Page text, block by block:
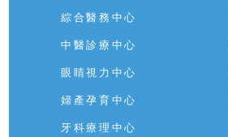
綜合醫務中心
中醫診療中心
眼睛視力中心
婦產孕育中心
牙科療理中心